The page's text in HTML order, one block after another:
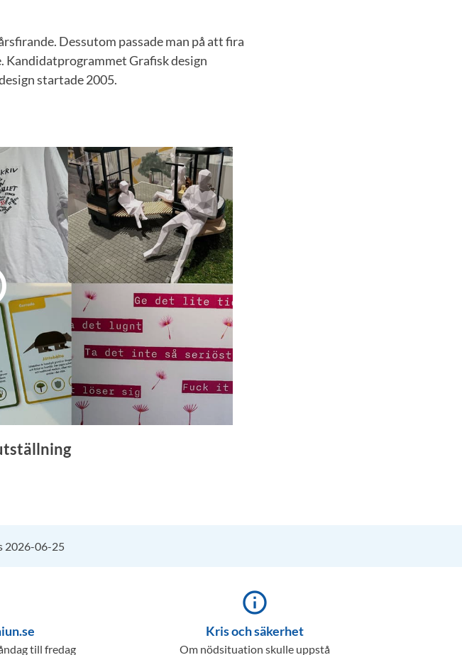
Dessutom passade man på att fira
Kandidatprogrammet Grafisk design
startade 2005.
2026-06-25
till fredag
info_outline
Kris och säkerhet
Om nödsituation skulle uppstå